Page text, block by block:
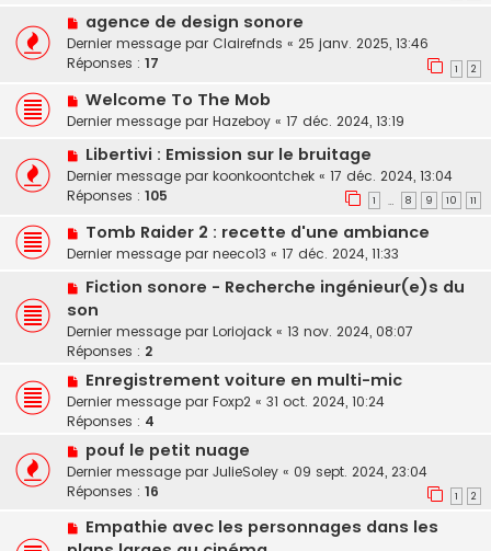
agence de design sonore
Dernier message par Clairefnds « 25 janv. 2025, 13:46
Réponses : 17 1 2
Welcome To The Mob
Dernier message par Hazeboy « 17 déc. 2024, 13:19
Libertivi : Emission sur le bruitage
Dernier message par koonkoontchek « 17 déc. 2024, 13:04
Réponses : 105 1 … 8 9 10 11
Tomb Raider 2 : recette d'une ambiance
Dernier message par neeco13 « 17 déc. 2024, 11:33
Fiction sonore - Recherche ingénieur(e)s du
son
Dernier message par Loriojack « 13 nov. 2024, 08:07
Réponses : 2
Enregistrement voiture en multi-mic
Dernier message par Foxp2 « 31 oct. 2024, 10:24
Réponses : 4
pouf le petit nuage
Dernier message par JulieSoley « 09 sept. 2024, 23:04
Réponses : 16 1 2
Empathie avec les personnages dans les